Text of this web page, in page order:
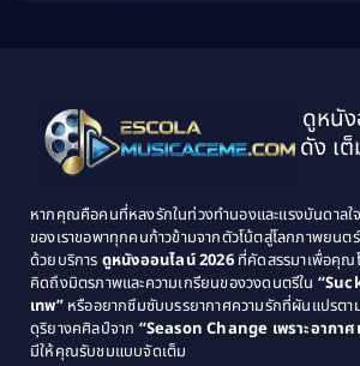
(134)
Classic หนังคลาสสิก(21)
Classic หนังคลาสสิก(25)
Comedy ตลก(46)
Comedy ตลก(515)
1995
1993
1989
1987
1985
1983
ดูหนั
ดัง เ
หากคุณคือคนที่หลงรักในท่วงทำนองและแรงบันดาลใ
ของเราขอพาทุกคนก้าวข้ามจากตัวโน้ตสู่โลกภาพยนต
ด้วยบริการ ดูหนังออนไลน์ 2026ที่คัดสรรมาเพื่อคุณ
คิดถึงมิตรภาพและความเกรียนของวงดนตรีใน
เทพ”หรืออยากซึมซับบรรยากาศความรักที่ผันแปรตา
ดุริยางคศิลป์จาก “Season Change เพราะอากา
มีให้คุณรับชมแบบจัดเต็ม